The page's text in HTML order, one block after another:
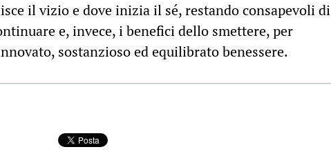
il vizio e dove inizia il sé, restando consapevoli di
e, invece, i benefici dello smettere, per
sostanzioso ed equilibrato benessere.